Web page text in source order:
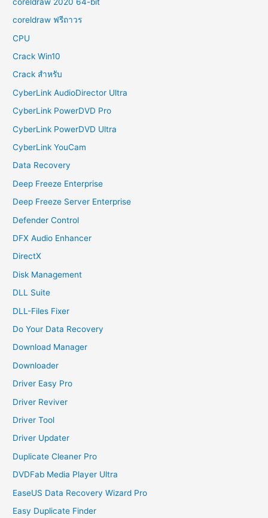
coreldraw ฟรีถาวร
CPU
Crack Win10
Crack สำหรับ
CyberLink AudioDirector Ultra
CyberLink PowerDVD Pro
CyberLink PowerDVD Ultra
CyberLink YouCam
Data Recovery
Deep Freeze Enterprise
Deep Freeze Server Enterprise
Defender Control
DFX Audio Enhancer
DirectX
Disk Management
DLL Suite
DLL-Files Fixer
Do Your Data Recovery
Download Manager
Downloader
Driver Easy Pro
Driver Reviver
Driver Tool
Driver Updater
Duplicate Cleaner Pro
DVDFab Media Player Ultra
EaseUS Data Recovery Wizard Pro
Easy Duplicate Finder